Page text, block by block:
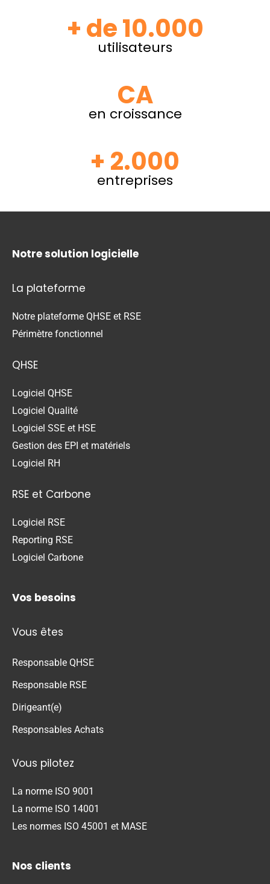
+ de 10.000
utilisateurs
CA
en croissance
+ 2.000
entreprises
Notre solution logicielle
La plateforme
Notre plateforme QHSE et RSE
Périmètre fonctionnel
QHSE
Logiciel QHSE
Logiciel Qualité
Logiciel SSE et HSE
Gestion des EPI et matériels
Logiciel RH
RSE et Carbone
Logiciel RSE
Reporting RSE
Logiciel Carbone
Vos besoins
Vous êtes
Responsable QHSE
Responsable RSE
Dirigeant(e)
Responsables Achats
Vous pilotez
La norme ISO 9001
La norme ISO 14001
Les normes ISO 45001 et MASE
Nos clients